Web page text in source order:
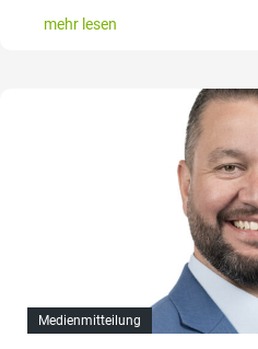
mehr lesen
Medienmitteilung